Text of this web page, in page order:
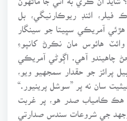
فيلر، ائنڊ ريوڪارنيگي، بل
آمريڪي سڀيتا جو سينگار
هائوس مان نڪرڻ کانپوءِ
چاهيندو آهي. اڳوڻي آمريڪي
پرائز جو حقدار سمجهيو ويو،
سان نه پر ”سوشل پرينيور.“
ڪامياب صدر هو، پر غربت
جي شروعات سندس صدارتي